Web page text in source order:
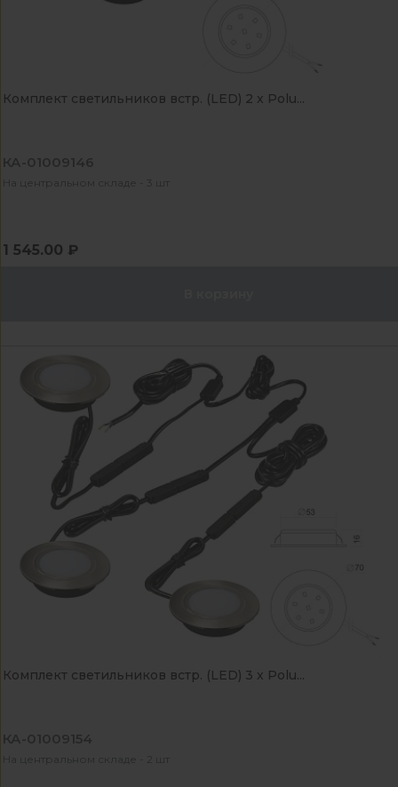
Комплект светильников встр. (LED) 2 х Polu...
КА-01009146
На центральном складе - 3 шт
1 545.00 ₽
Комплект светильников встр. (LED) 3 х Polu...
КА-01009154
На центральном складе - 2 шт